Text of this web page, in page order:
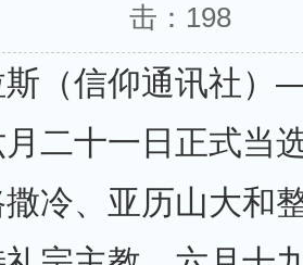
击： 198
（信仰通讯社）
二十一日正式当
冷、亚历山大和